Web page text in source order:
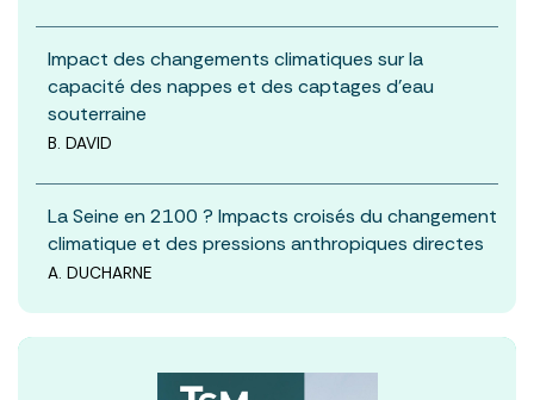
Impact des changements climatiques sur la
capacité des nappes et des captages d’eau
souterraine
B. DAVID
La Seine en 2100 ? Impacts croisés du changement
climatique et des pressions anthropiques directes
A. DUCHARNE